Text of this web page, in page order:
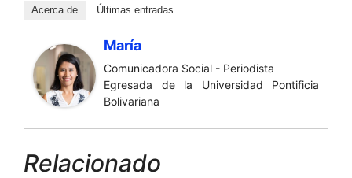
Acerca de Últimas entradas
María
Comunicadora Social - Periodista
Egresada de la Universidad Pontificia
Bolivariana
Relacionado